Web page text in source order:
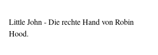
Little John - Die rechte Hand von Robin
Hood.